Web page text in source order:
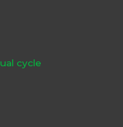
cycle